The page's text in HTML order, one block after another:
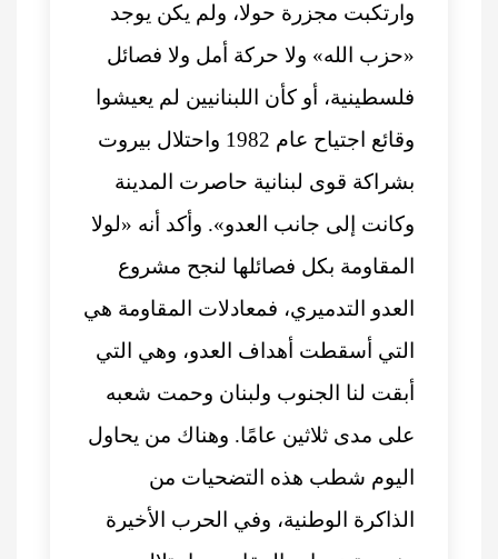
وارتكبت مجزرة حولا، ولم يكن يوجد
«حزب الله» ولا حركة أمل ولا فصائل
فلسطينية، أو كأن اللبنانيين لم يعيشوا
وقائع اجتياح عام 1982 واحتلال بيروت
بشراكة قوى لبنانية حاصرت المدينة
وكانت إلى جانب العدو». وأكد أنه «لولا
المقاومة بكل فصائلها لنجح مشروع
العدو التدميري، فمعادلات المقاومة هي
التي أسقطت أهداف العدو، وهي التي
أبقت لنا الجنوب ولبنان وحمت شعبه
على مدى ثلاثين عامًا. وهناك من يحاول
اليوم شطب هذه التضحيات من
الذاكرة الوطنية، وفي الحرب الأخيرة